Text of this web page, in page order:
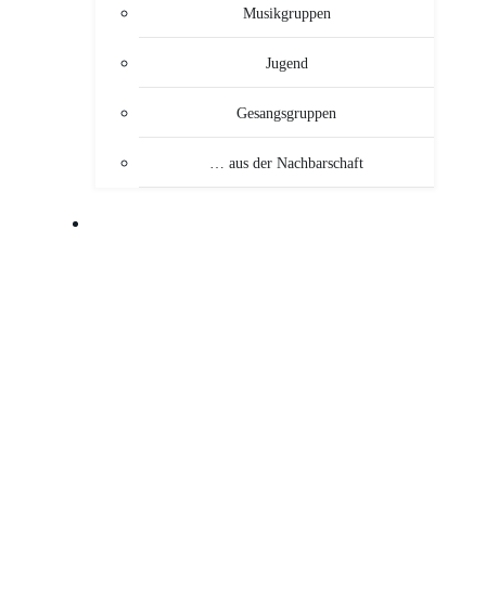
Musikgruppen
Jugend
Gesangsgruppen
… aus der Nachbarschaft